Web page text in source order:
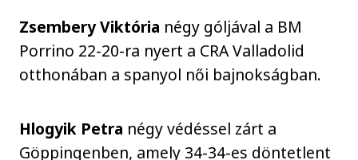
Zsembery Viktória négy góljával a BM
Porrino 22-20-ra nyert a CRA Valladolid
otthonában a spanyol női bajnokságban.
Hlogyik Petra négy védéssel zárt a
Göppingenben, amely 34-34-es döntetlent